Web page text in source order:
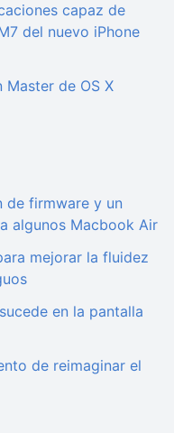
capaz de
del nuevo iPhone
de OS X
de firmware y un
algunos Macbook Air
mejorar la fluidez
en la pantalla
de reimaginar el